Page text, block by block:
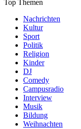
Top Themen
Nachrichten
Kultur
Sport
Politik
Religion
Kinder
DJ
Comedy
Campusradio
Interview
Musik
Bildung
Weihnachten